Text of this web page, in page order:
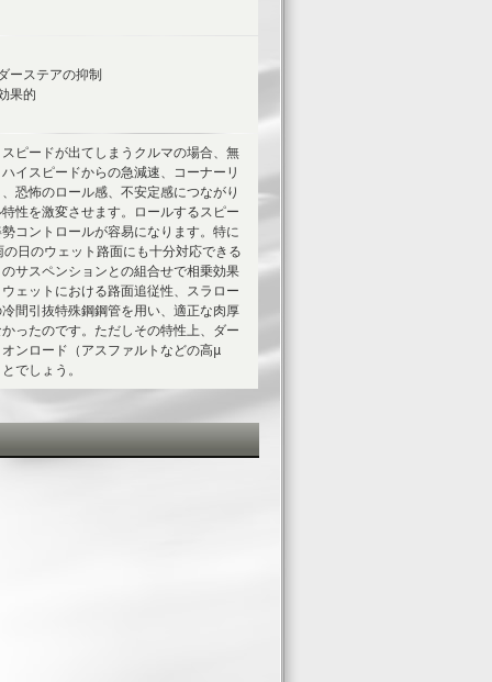
ーステアの抑制
果的
ピードが出てしまうクルマの場合、無
イスピードからの急減速、コーナーリ
恐怖のロール感、不安定感につながり
性を激変させます。ロールするスピー
コントロールが容易になります。特に
日のウェット路面にも十分対応できる
サスペンションとの組合せで相乗効果
ェットにおける路面追従性、スラロー
間引抜特殊鋼鋼管を用い、適正な肉厚
ったのです。ただしその特性上、ダー
ンロード（アスファルトなどの高μ
でしょう。